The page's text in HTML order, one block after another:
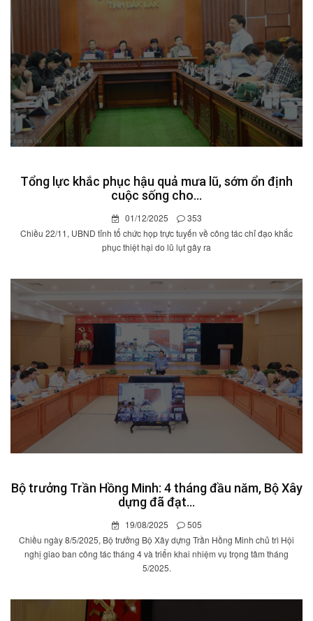
Tổng lực khắc phục hậu quả mưa lũ, sớm ổn định
cuộc sống cho...
01/12/2025
353
Chiều 22/11, UBND tỉnh tổ chức họp trực tuyến về công tác chỉ đạo khắc
phục thiệt hại do lũ lụt gây ra
Bộ trưởng Trần Hồng Minh: 4 tháng đầu năm, Bộ Xây
dựng đã đạt...
19/08/2025
505
Chiều ngày 8/5/2025, Bộ trưởng Bộ Xây dựng Trần Hồng Minh chủ trì Hội
nghị giao ban công tác tháng 4 và triển khai nhiệm vụ trọng tâm tháng
5/2025.